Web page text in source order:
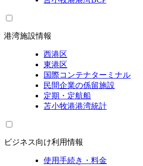
港湾施設情報
西港区
東港区
国際コンテナターミナル
民間企業の係留施設
定期・定航船
苫小牧港港湾統計
ビジネス向け利用情報
使用手続き・料金